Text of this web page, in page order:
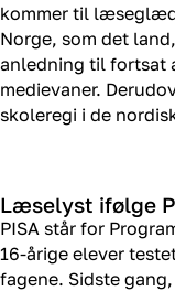
kommer til
Norge, som det
anledning til fortsat
medievaner.
skoleregi i de
Læselyst ifølge
PISA står for
16-årige elever
fagene. Sidste